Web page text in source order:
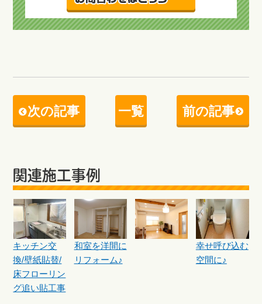
次の記事 一覧 前の記事
関連施工事例
キッチン交
換/壁紙貼替/
床フローリン
グ追い貼工事
和室を洋間に
リフォーム♪
幸せ呼び込む
空間に♪